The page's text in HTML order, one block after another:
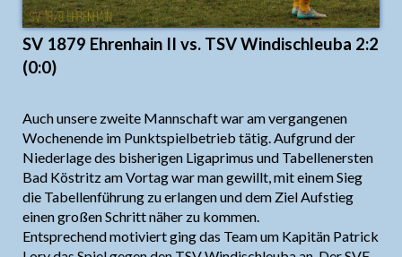
SV 1879 Ehrenhain II vs. TSV Windischleuba 2:2
(0:0)
Auch unsere zweite Mannschaft war am vergangenen
Wochenende im Punktspielbetrieb tätig. Aufgrund der
Niederlage des bisherigen Ligaprimus und Tabellenersten
Bad Köstritz am Vortag war man gewillt, mit einem Sieg
die Tabellenführung zu erlangen und dem Ziel Aufstieg
einen großen Schritt näher zu kommen.
Entsprechend motiviert ging das Team um Kapitän Patrick